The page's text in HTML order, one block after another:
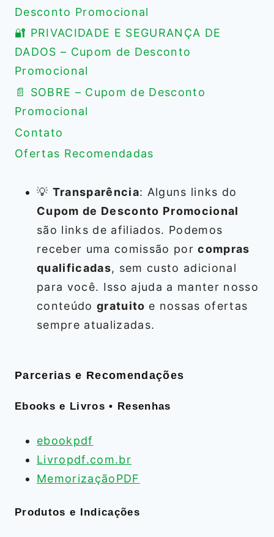
Desconto Promocional
🔐 PRIVACIDADE E SEGURANÇA DE
DADOS – Cupom de Desconto
Promocional
📄 SOBRE – Cupom de Desconto
Promocional
Contato
Ofertas Recomendadas
💡 Transparência: Alguns links do
Cupom de Desconto Promocional
são links de afiliados. Podemos
receber uma comissão porcompras
qualificadas, sem custo adicional
para você. Isso ajuda a manter nosso
conteúdo gratuito e nossas ofertas
sempre atualizadas.
Parcerias e Recomendações
Ebooks e Livros • Resenhas
ebookpdf
Livropdf.com.br
MemorizaçãoPDF
Produtos e Indicações